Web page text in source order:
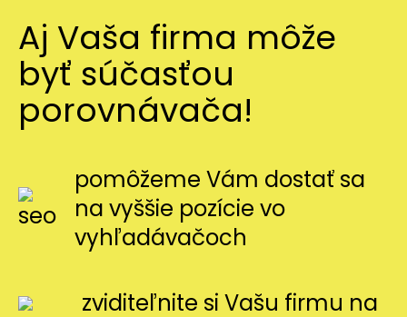
Aj Vaša firma môže
byť súčasťou
porovnávača!
pomôžeme Vám dostať sa
na vyššie pozície vo
vyhľadávačoch
zviditeľnite si Vašu firmu na